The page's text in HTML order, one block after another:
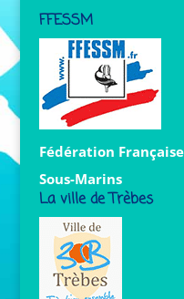
FFESSM
Fédération
Sous-Marins
La ville de Trèbes